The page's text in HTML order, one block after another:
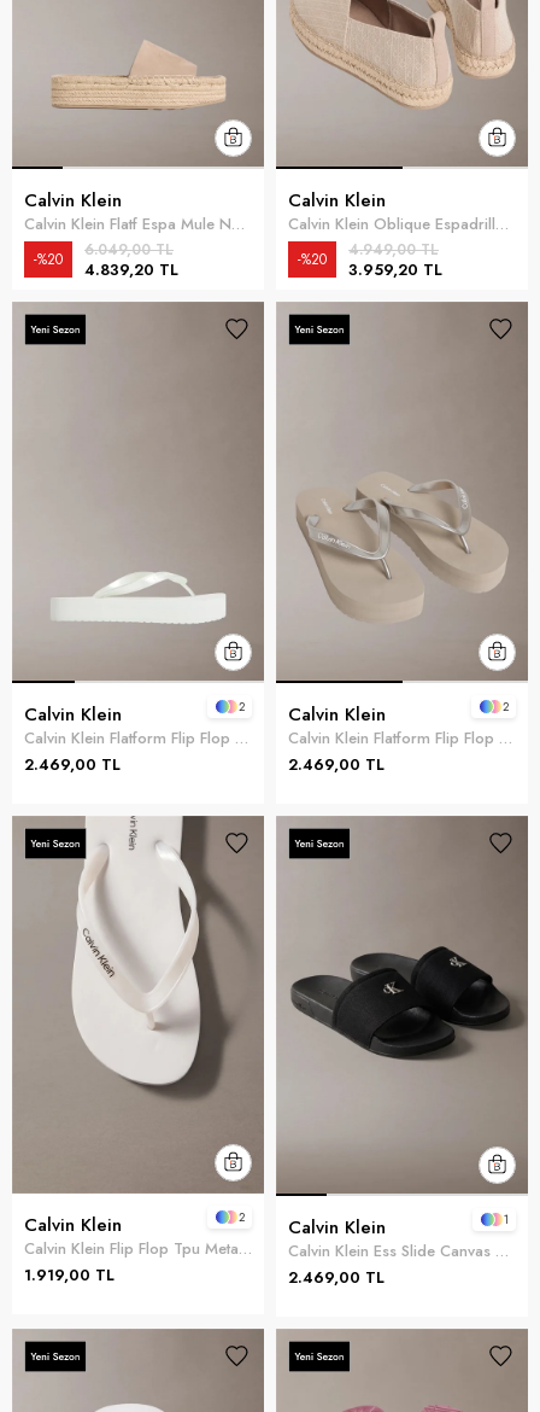
Calvin Klein
Calvin Klein Flatf Espa Mule Nub Kadın Espadril Bej
4.839,20 TL
6.049,00 TL
%20
Calvin Klein
Calvin Klein Oblique Espadrille A Kadın Espadril Bej
3.959,20 TL
4.949,00 TL
%20
Calvin Klein
Calvin Klein Flatform Flip Flop M Kadın Terlik Yeşil
2.469,00 TL
2 Calvin Klein
Calvin Klein Flatform Flip Flop M Kadın Terlik Gri
2.469,00 TL
2
Calvin Klein
Calvin Klein Flip Flop Tpu Metall Kadın Terlik Beyaz
1.919,00 TL
2 Calvin Klein
Calvin Klein Ess Slide Canvas Hdw Kadın Terlik Siyah
2.469,00 TL
1